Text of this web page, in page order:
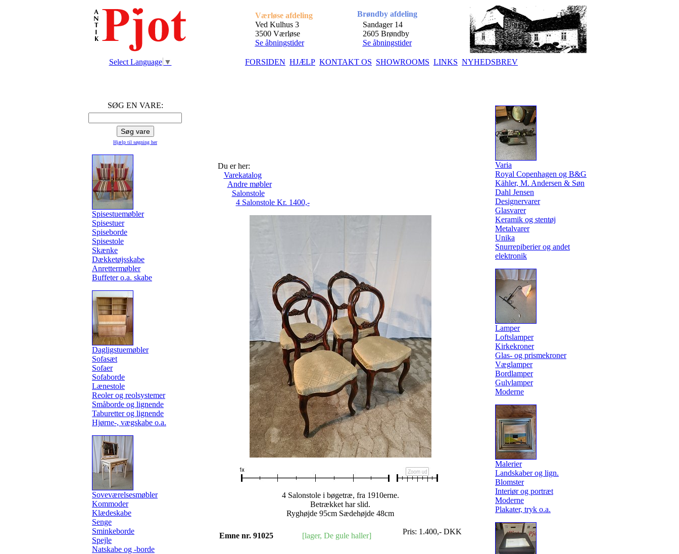
Værløse afdeling
Ved Kulhus 3
3500 Værløse
Se åbningstider
Brøndby afdeling
Sandager 14
2605 Brøndby
Se åbningstider
Select Language ▼ FORSIDEN HJÆLP KONTAKT OS SHOWROOMS LINKS NYHEDSBREV
SØG EN VARE:
Hjælp til søgning her
Spisestuemøbler
Spisestuer
Spiseborde
Spisestole
Skænke
Dækketøjsskabe
Anrettermøbler
Buffeter o.a. skabe
Dagligstuemøbler
Sofasæt
Sofaer
Sofaborde
Lænestole
Reoler og reolsystemer
Småborde og lignende
Taburetter og lignende
Hjørne-, vægskabe o.a.
Soveværelsesmøbler
Kommoder
Klædeskabe
Senge
Sminkeborde
Spejle
Natskabe og -borde
Du er her:
Varekatalog
Andre møbler
Salonstole
4 Salonstole Kr. 1400,-
4 Salonstole i bøgetræ, fra 1910erne.
Betrækket har slid.
Ryghøjde 95cm Sædehøjde 48cm
Emne nr. 91025 [lager, De gule haller] Pris: 1.400,- DKK
Varia
Royal Copenhagen og B&G
Kähler, M. Andersen & Søn
Dahl Jensen
Designervarer
Glasvarer
Keramik og stentøj
Metalvarer
Unika
Snurrepiberier og andet
elektronik
Lamper
Loftslamper
Kirkekroner
Glas- og prismekroner
Væglamper
Bordlamper
Gulvlamper
Moderne
Malerier
Landskaber og lign.
Blomster
Interiør og portræt
Moderne
Plakater, tryk o.a.